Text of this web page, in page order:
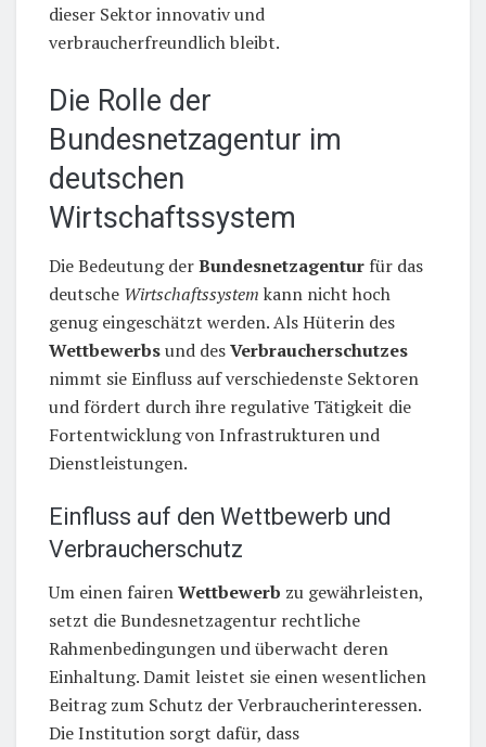
dieser Sektor innovativ und
verbraucherfreundlich bleibt.
Die Rolle der
Bundesnetzagentur im
deutschen
Wirtschaftssystem
Die Bedeutung derBundesnetzagentur für das
deutsche Wirtschaftssystem kann nicht hoch
genug eingeschätzt werden. Als Hüterin des
Wettbewerbsund desVerbraucherschutzes
nimmt sie Einfluss auf verschiedenste Sektoren
und fördert durch ihre regulative Tätigkeit die
Fortentwicklung von Infrastrukturen und
Dienstleistungen.
Einfluss auf den Wettbewerb und
Verbraucherschutz
Um einen fairenWettbewerb zu gewährleisten,
setzt die Bundesnetzagentur rechtliche
Rahmenbedingungen und überwacht deren
Einhaltung. Damit leistet sie einen wesentlichen
Beitrag zum Schutz der Verbraucherinteressen.
Die Institution sorgt dafür, dass